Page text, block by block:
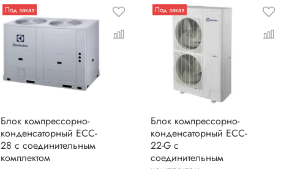
Под заказ
Блок компрессорно-
конденсаторный ECC-
28 с соединительным
комплектом
Под заказ
Блок компрессорно-
конденсаторный ECC-
22-G с
соединительным